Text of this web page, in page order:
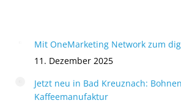
Mit OneMarketing Network zum
11. Dezember 2025
Jetzt neu in Bad Kreuznach:
Kaffeemanufaktur